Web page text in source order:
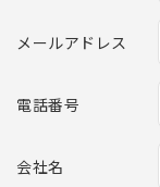
メールアドレス
電話番号
会社名